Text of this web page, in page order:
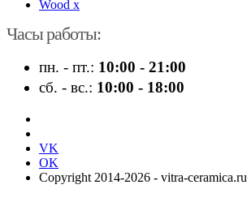
Wood x
Часы работы:
пн. - пт.: 10:00 - 21:00
сб. - вс.: 10:00 - 18:00
VK
OK
Copyright 2014-2026 - vitra-ceramica.ru